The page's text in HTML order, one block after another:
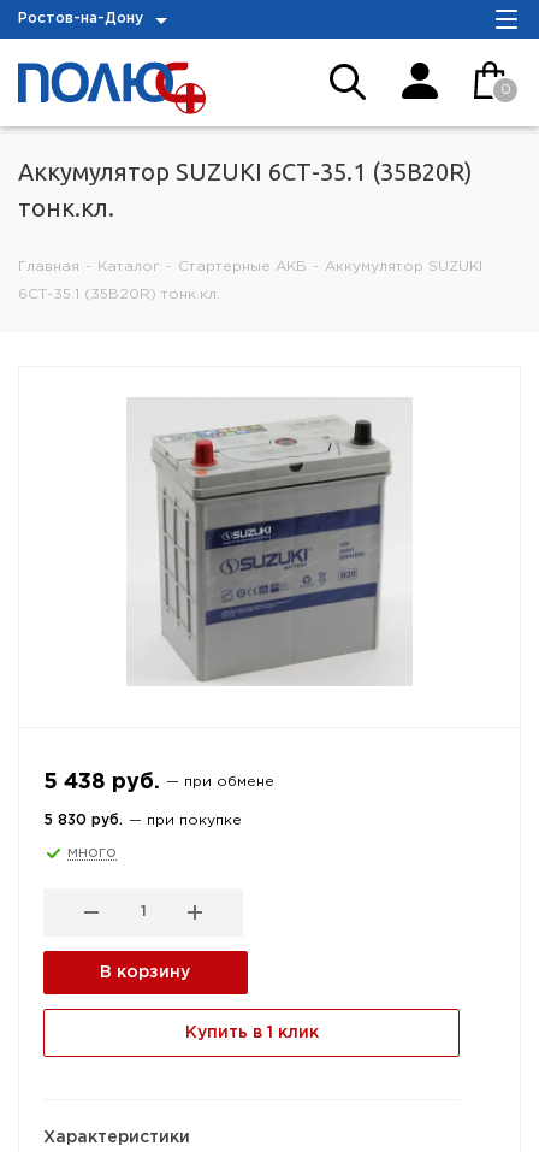
Ростов-на-Дону
0
Аккумулятор SUZUKI 6СТ-35.1 (35B20R)
тонк.кл.
Главная - Каталог - Стартерные АКБ - Аккумулятор SUZUKI
6СТ-35.1 (35B20R) тонк.кл.
5 438 руб. — при обмене
5 830 руб. — при покупке
много
В корзину
Купить в 1 клик
Характеристики